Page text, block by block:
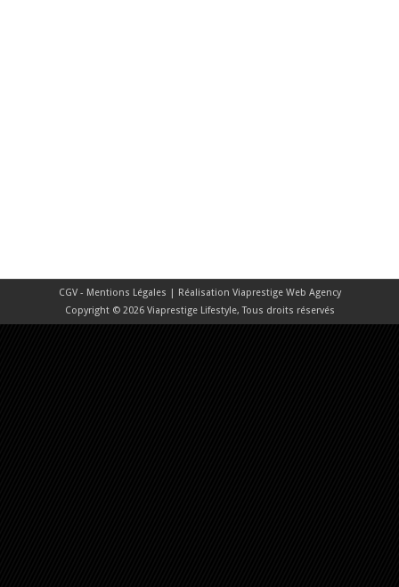
CGV - Mentions Légales | Réalisation Viaprestige Web Agency
Copyright © 2026 Viaprestige Lifestyle, Tous droits réservés